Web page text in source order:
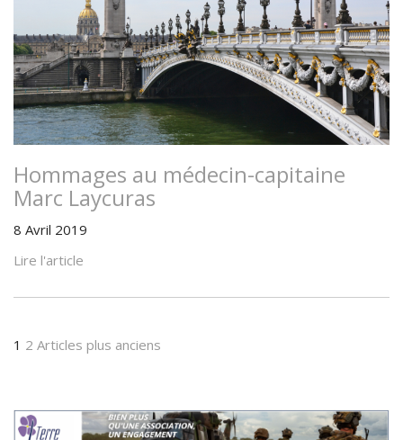
Hommages au médecin-capitaine
Marc Laycuras
8 Avril 2019
Lire l'article
1 2 Articles plus anciens